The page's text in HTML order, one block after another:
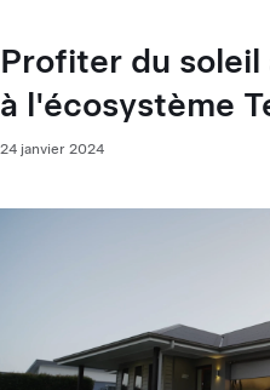
Profiter du
à l'écosystème
24 janvier 2024